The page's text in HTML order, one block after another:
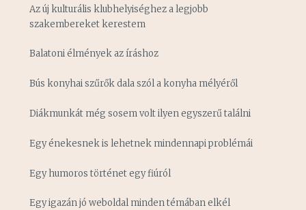
Az új kulturális klubhelyiséghez a legjobb
szakembereket kerestem
Balatoni élmények az íráshoz
Bús konyhai szűrők dala szól a konyha mélyéről
Diákmunkát még sosem volt ilyen egyszerű találni
Egy énekesnek is lehetnek mindennapi problémái
Egy humoros történet egy fiúról
Egy igazán jó weboldal minden témában elkél